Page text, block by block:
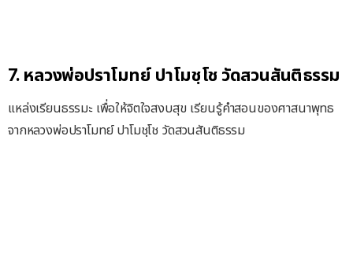
7. หลวงพ่อปราโมทย์ ปาโมชฺโช วัดสวนสันติธรรม
แหล่งเรียนธรรมะ เพื่อให้จิตใจสงบสุข เรียนรู้คำสอนของศาสนาพุทธ
จากหลวงพ่อปราโมทย์ ปาโมชฺโช วัดสวนสันติธรรม